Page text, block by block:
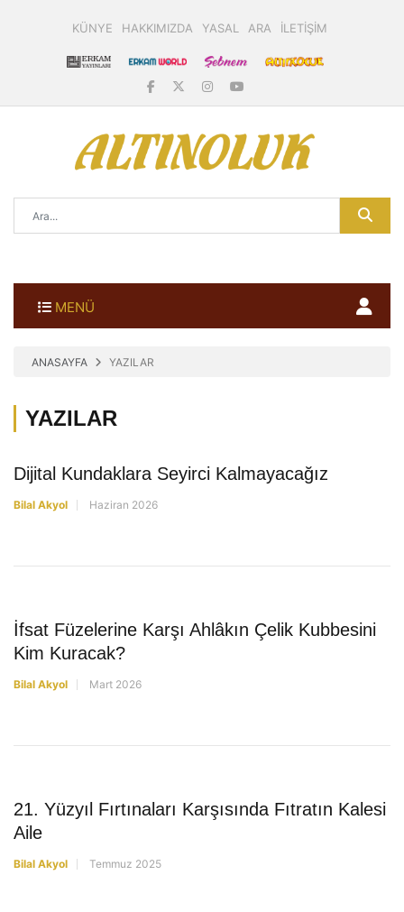
KÜNYE HAKKIMIZDA YASAL ARA İLETİŞİM
MENÜ
ANASAYFA YAZILAR
YAZILAR
Dijital Kundaklara Seyirci Kalmayacağız
Bilal Akyol Haziran 2026
İfsat Füzelerine Karşı Ahlâkın Çelik Kubbesini
Kim Kuracak?
Bilal Akyol Mart 2026
21. Yüzyıl Fırtınaları Karşısında Fıtratın Kalesi
Aile
Bilal Akyol Temmuz 2025